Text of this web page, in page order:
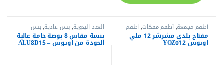
أطقم مجمعة,أطقم مفكات, اطقم
مفاتيح,العدد اليدوية,مفاتيح عدة,
مفاتيح عدة بلدي,مفاتيح عدة مشرشر
مفتاح بلدي مشرشر 12 ملي
اويوس YOZ012
العدد اليدوية,بنس عادية,بنس
وقصافات بنسة مقاس 8 بوصة خامة عالية
الجودة من اويوس – ALU8D15